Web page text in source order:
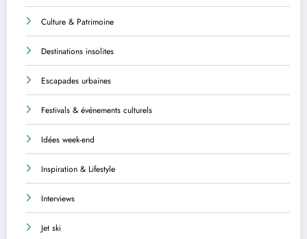
Culture & Patrimoine
Destinations insolites
Escapades urbaines
Festivals & événements culturels
Idées week-end
Inspiration & Lifestyle
Interviews
Jet ski